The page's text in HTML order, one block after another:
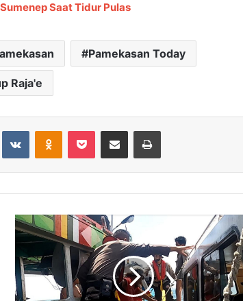
Saat Tidur Pulas
Pamekasan Today
Raja'e